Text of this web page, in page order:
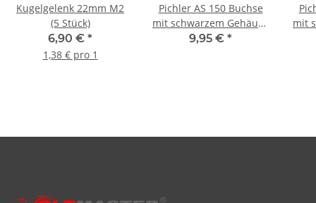
Kugelgelenk 22mm M2
(5 Stück)
6,90 € *
1,38 € pro 1
Pichler AS 150 Buchse
mit schwarzem Gehäuse
(VE=5St.) (C9367)
9,95 € *
mit